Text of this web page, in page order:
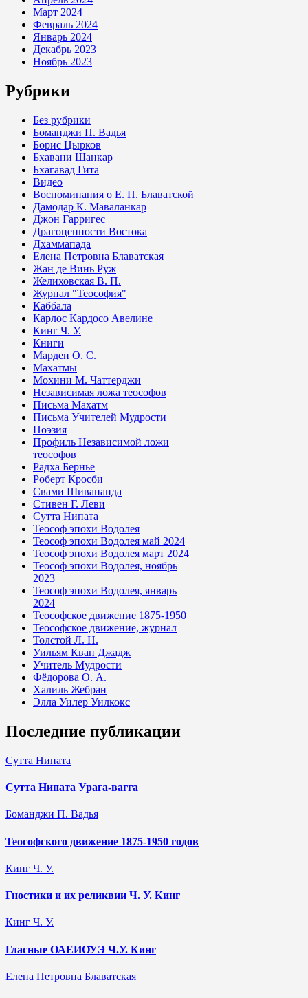
Март 2024
Февраль 2024
Январь 2024
Декабрь 2023
Ноябрь 2023
Рубрики
Без рубрики
Боманджи П. Вадья
Борис Цырков
Бхавани Шанкар
Бхагавад Гита
Видео
Воспоминания о Е. П. Блаватской
Дамодар К. Маваланкар
Джон Гарригес
Драгоценности Востока
Дхаммапада
Елена Петровна Блаватская
Жан де Винь Руж
Желиховская В. П.
Журнал "Теософия"
Каббала
Карлос Кардосо Авелине
Кинг Ч. У.
Книги
Марден О. С.
Махатмы
Мохини М. Чаттерджи
Независимая ложа теософов
Письма Махатм
Письма Учителей Мудрости
Поэзия
Профиль Независимой ложи
теософов
Радха Бернье
Роберт Кросби
Свами Шивананда
Стивен Г. Леви
Сутта Нипата
Теософ эпохи Водолея
Теософ эпохи Водолея май 2024
Теософ эпохи Водолея март 2024
Теософ эпохи Водолея, ноябрь
2023
Теософ эпохи Водолея, январь
2024
Теософское движение 1875-1950
Теософское движение, журнал
Толстой Л. Н.
Уильям Кван Джадж
Учитель Мудрости
Фёдорова О. А.
Халиль Жебран
Элла Уилер Уилкокс
Последние публикации
Сутта Нипата
Сутта Нипата Урага-вагга
Боманджи П. Вадья
Теософского движение 1875-1950 годов
Кинг Ч. У.
Гностики и их реликвии Ч. У. Кинг
Кинг Ч. У.
Гласные ОАЕИО̄УЭ Ч.У. Кинг
Елена Петровна Блаватская